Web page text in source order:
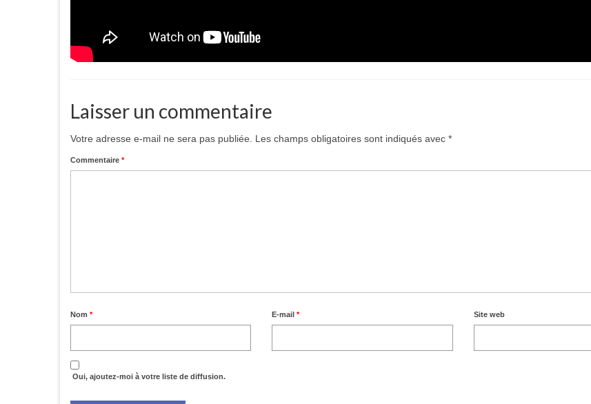
Laisser un commentaire
Votre adresse e-mail ne sera pas publiée. Les champs obligatoires sont indiqués avec *
Commentaire *
Nom * E-mail* Site web
Oui, ajoutez-moi à votre liste de diffusion.